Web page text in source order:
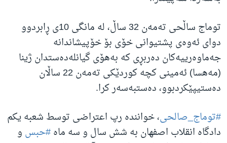
توماج ساڵحی تەمەن 32 ساڵ، لە مانگی 10ی ڕابردوو
دوای ئەوەی پشتیوانی خۆی بۆ خۆپیشاندانە
جەماوەرییەکان دەربڕی کە بەهۆی گیانلەدەستدان ژینا
(مەهسا) ئەمینی کچە کوردێکی تەمەن 22 ساڵان
دەستیپێکردبوو، دەستبەسەر کرا.
#توماج_صالحی، خواننده رپ اعتراضی توسط شعبه یکم
دادگاه انقلاب اصفهان به شش سال و سه ماه#حبس و